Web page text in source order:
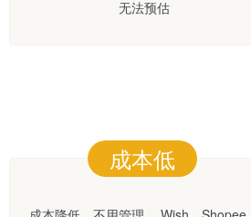
无法预估
成本低